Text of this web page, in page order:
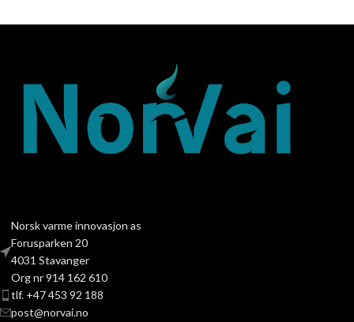
Norsk varme innovasjon as
Forusparken 20
4031 Stavanger
Org nr 914 162 610
tlf. +47 453 92 188
post@norvai.no